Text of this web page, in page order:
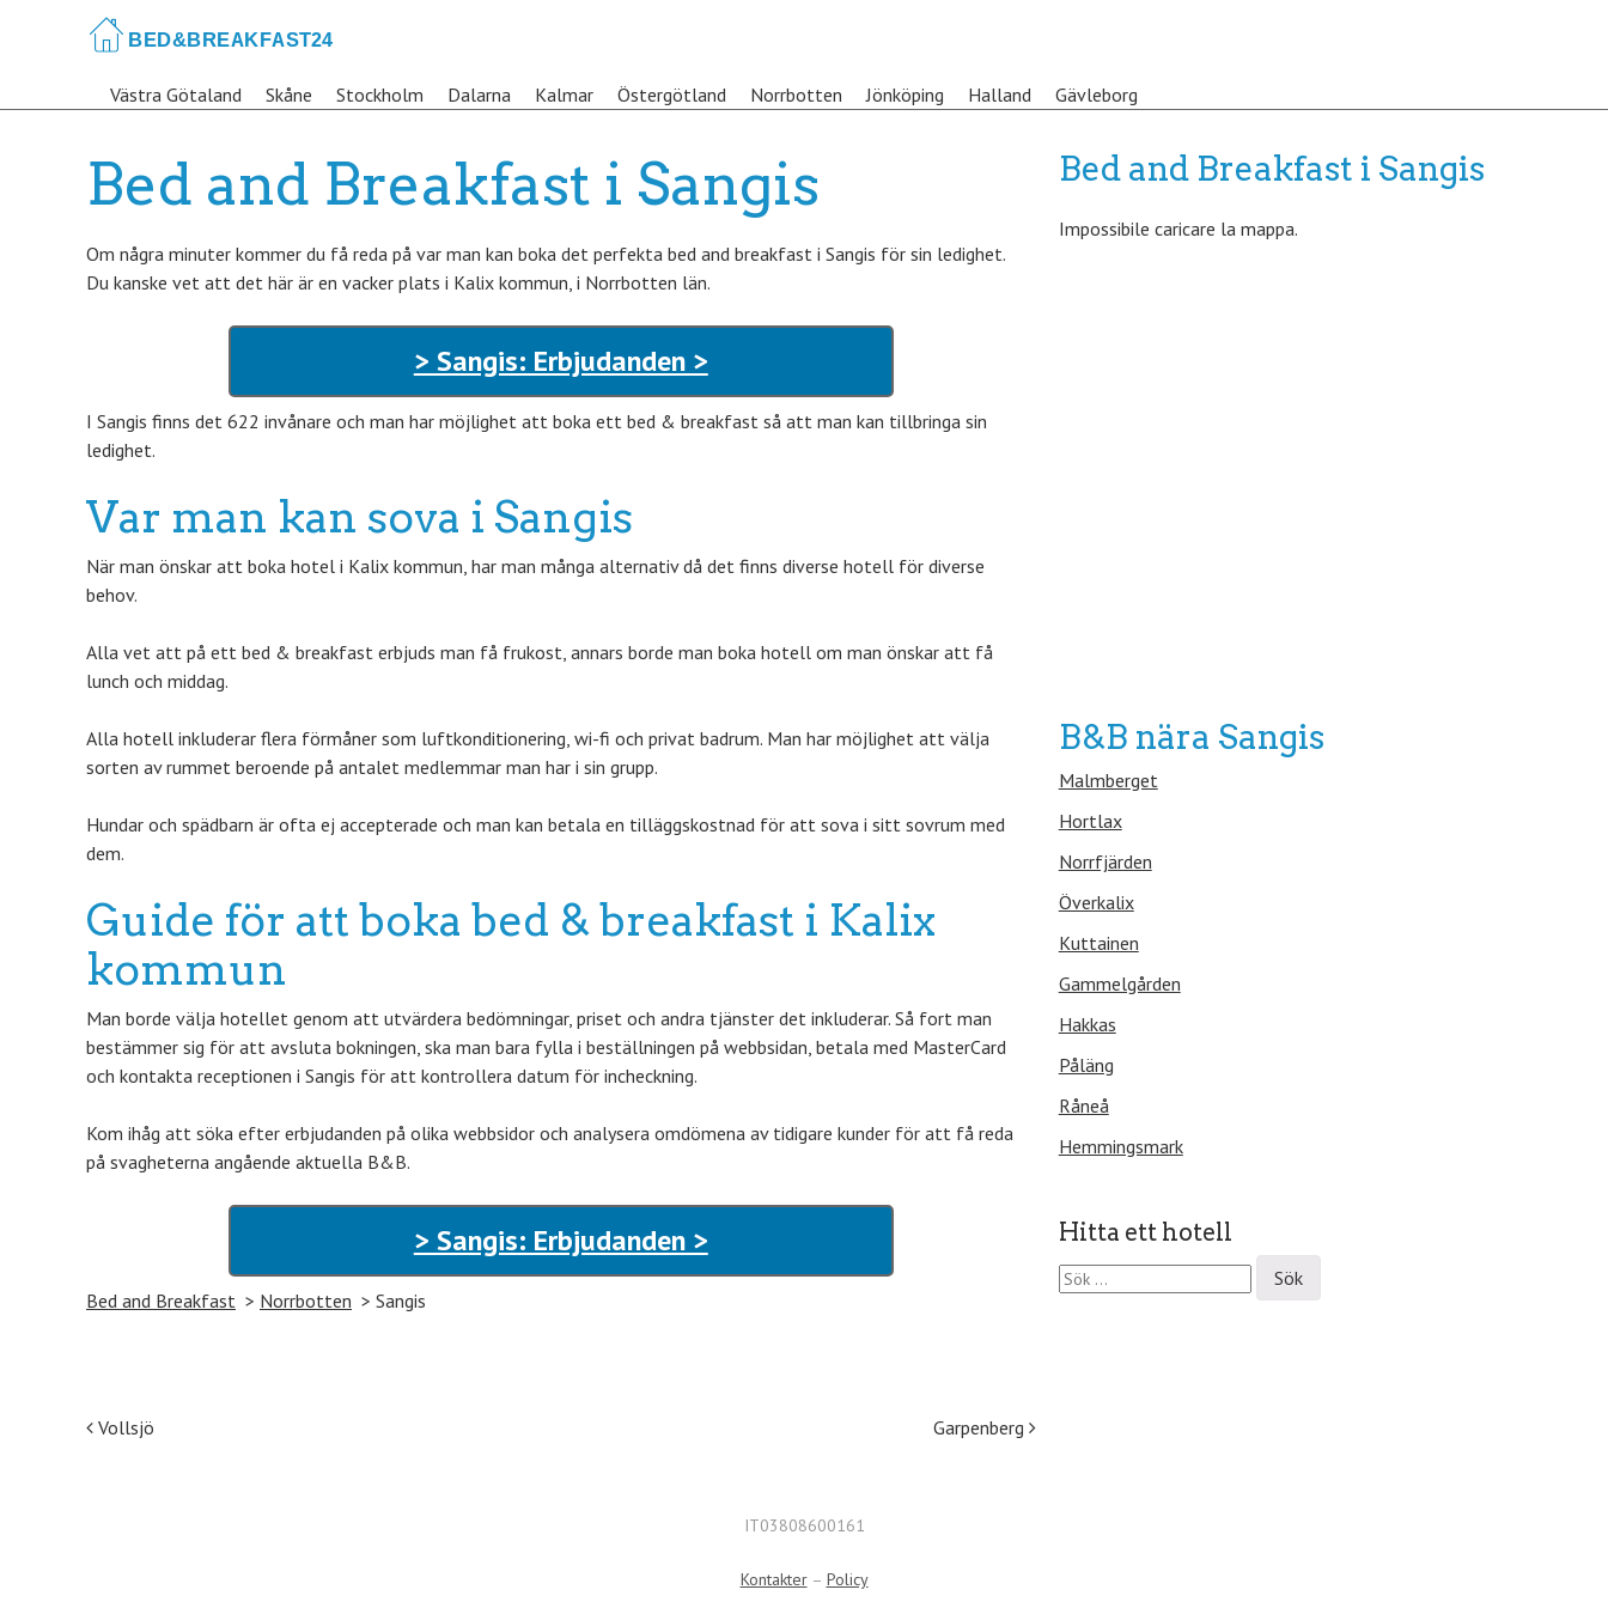
Västra Götaland Skåne Stockholm Dalarna Kalmar Östergötland Norrbotten Jönköping Halland Gävleborg
Bed and Breakfast i Sangis
Om några minuter kommer du få reda på var man kan boka det perfekta bed and breakfast i Sangis för sin ledighet.
Du kanske vet att det här är en vacker plats i Kalix kommun, i Norrbotten län.
> Sangis: Erbjudanden >
I Sangis finns det 622 invånare och man har möjlighet att boka ett bed & breakfast så att man kan tillbringa sin
ledighet.
Var man kan sova i Sangis
När man önskar att boka hotel i Kalix kommun, har man många alternativ då det finns diverse hotell för diverse
behov.
Alla vet att på ett bed & breakfast erbjuds man få frukost, annars borde man boka hotell om man önskar att få
lunch och middag.
Alla hotell inkluderar flera förmåner som luftkonditionering, wi-fi och privat badrum. Man har möjlighet att välja
sorten av rummet beroende på antalet medlemmar man har i sin grupp.
Hundar och spädbarn är ofta ej accepterade och man kan betala en tilläggskostnad för att sova i sitt sovrum med
dem.
Guide för att boka bed & breakfast i Kalix
kommun
Man borde välja hotellet genom att utvärdera bedömningar, priset och andra tjänster det inkluderar. Så fort man
bestämmer sig för att avsluta bokningen, ska man bara fylla i beställningen på webbsidan, betala med MasterCard
och kontakta receptionen i Sangis för att kontrollera datum för incheckning.
Kom ihåg att söka efter erbjudanden på olika webbsidor och analysera omdömena av tidigare kunder för att få reda
på svagheterna angående aktuella B&B.
> Sangis: Erbjudanden >
Bed and Breakfast Norrbotten Sangis
Post navigation
Vollsjö Garpenberg
Bed and Breakfast i Sangis
Impossibile caricare la mappa.
B&B nära Sangis
Malmberget
Hortlax
Norrfjärden
Överkalix
Kuttainen
Gammelgården
Hakkas
Påläng
Råneå
Hemmingsmark
Hitta ett hotell
S
ö
IT03808600161
Kontakter– Policy